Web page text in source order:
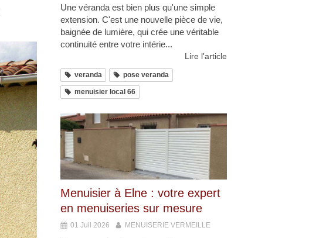
Une véranda est bien plus qu'une simple
extension. C'est une nouvelle pièce de vie,
baignée de lumière, qui crée une véritable
continuité entre votre intérie...
Lire l'article
veranda pose veranda
menuisier local 66
Menuisier à Elne : votre expert
en menuiseries sur mesure
01 Juil 2026 MENUISERIE VERMEILLE